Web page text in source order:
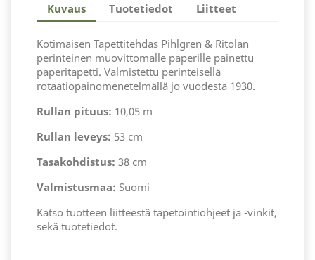
Kuvaus Tuotetiedot Liitteet
Kotimaisen Tapettitehdas Pihlgren & Ritolan
perinteinen muovittomalle paperille painettu
paperitapetti. Valmistettu perinteisellä
rotaatiopainomenetelmällä jo vuodesta 1930.
Rullan pituus: 10,05 m
Rullan leveys: 53 cm
Tasakohdistus: 38 cm
Valmistusmaa: Suomi
Katso tuotteen liitteestä tapetointiohjeet ja -vinkit,
sekä tuotetiedot.